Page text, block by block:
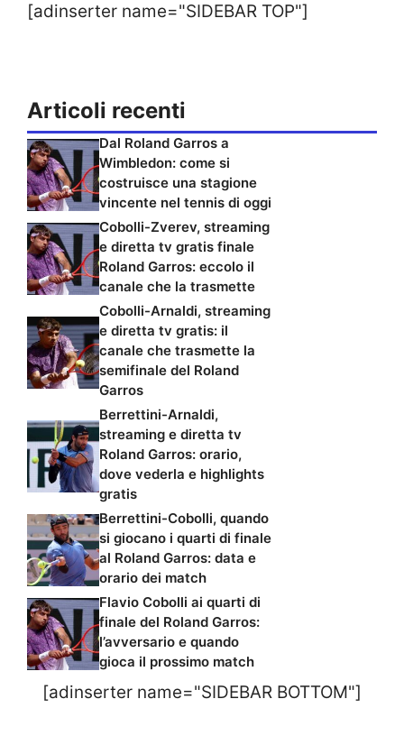
[adinserter name="SIDEBAR TOP"]
Articoli recenti
Dal Roland Garros a
Wimbledon: come si
costruisce una stagione
vincente nel tennis di oggi
Cobolli-Zverev, streaming
e diretta tv gratis finale
Roland Garros: eccolo il
canale che la trasmette
Cobolli-Arnaldi, streaming
e diretta tv gratis: il
canale che trasmette la
semifinale del Roland
Garros
Berrettini-Arnaldi,
streaming e diretta tv
Roland Garros: orario,
dove vederla e highlights
gratis
Berrettini-Cobolli, quando
si giocano i quarti di finale
al Roland Garros: data e
orario dei match
Flavio Cobolli ai quarti di
finale del Roland Garros:
l’avversario e quando
gioca il prossimo match
[adinserter name="SIDEBAR BOTTOM"]